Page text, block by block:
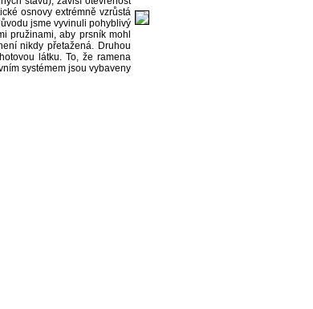
osnovy extrémně vzrůstá
jsme vyvinuli pohyblivý
pružinami, aby prsník mohl
nikdy přetažená. Druhou
látku. To, že ramena
systémem jsou vybaveny